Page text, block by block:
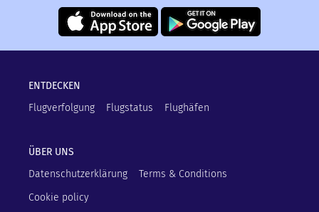
ENTDECKEN
Flugverfolgung
Flugstatus Flughäfen
ÜBER UNS
Datenschutzerklärung
Terms & Conditions
Cookie policy